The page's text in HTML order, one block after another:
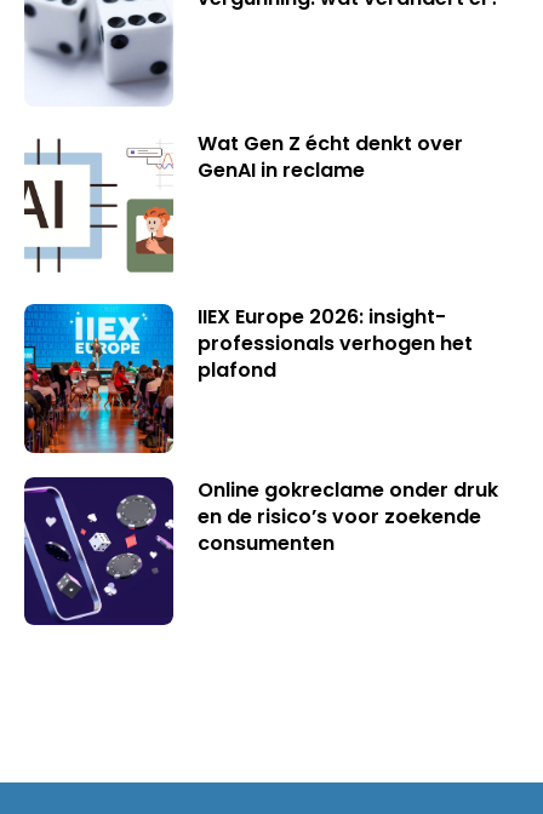
Wat Gen Z écht denkt over
GenAI in reclame
IIEX Europe 2026: insight-
professionals verhogen het
plafond
Online gokreclame onder druk
en de risico’s voor zoekende
consumenten